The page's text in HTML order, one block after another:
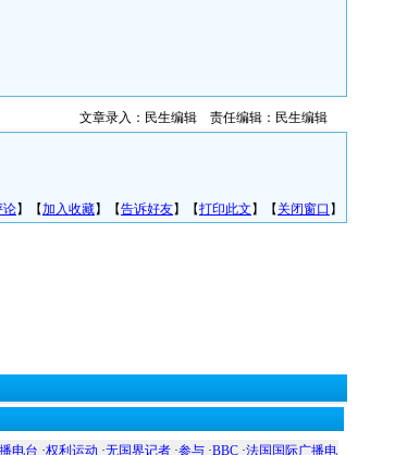
文章录入：民生编辑 责任编辑：民生编辑
论】【加入收藏】【告诉好友】【打印此文 】【 关闭窗口 】
电台 ·权利运动 ·无国界记者 ·参与 ·BBC ·法国国际广播电